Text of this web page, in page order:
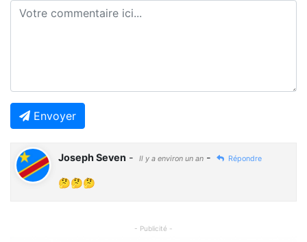
Envoyer
Joseph Seven - Il y a environ un an - Répondre
🤔🤔🤔
- Publicité -